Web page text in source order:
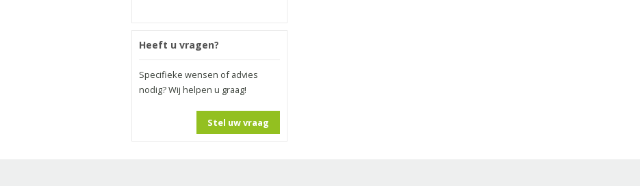
Heeft u vragen?
Specifieke wensen of advies
nodig? Wij helpen u graag!
Stel uw vraag